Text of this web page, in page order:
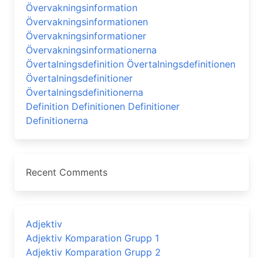
Övervakningsinformation
Övervakningsinformationen
Övervakningsinformationer
Övervakningsinformationerna
Övertalningsdefinition Övertalningsdefinitionen
Övertalningsdefinitioner
Övertalningsdefinitionerna
Definition Definitionen Definitioner
Definitionerna
Recent Comments
Adjektiv
Adjektiv Komparation Grupp 1
Adjektiv Komparation Grupp 2